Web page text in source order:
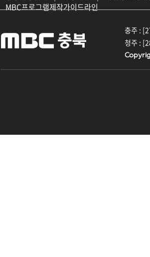
MBC프로그램제작가이드라인
충주 :
청주 :